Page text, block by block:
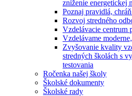
zníženie energetickej
Poznaj pravidlá,
Rozvoj stredného
Vzdelávacie centrum
Vzdelávame
Zvyšovanie kvality
stredných školách s
testovania
Ročenka našej školy
Školské dokumenty
Školské rady